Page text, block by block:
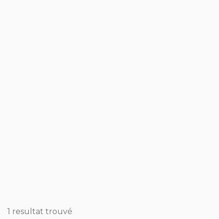
1 resultat trouvé